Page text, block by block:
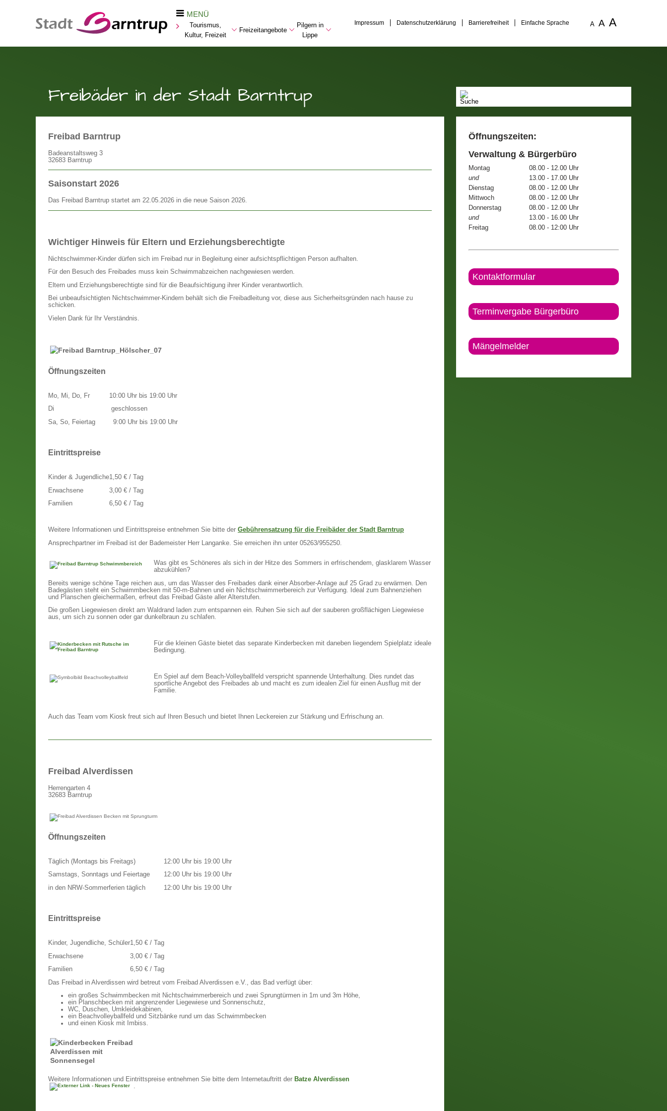
MENÜ
Tourismus,
Kultur, Freizeit
Freizeitangebote
Pilgern in
Lippe
Impressum Datenschutzerklärung Barrierefreiheit Einfache Sprache A A A
Freibäder in der Stadt Barntrup
Freibad Barntrup
Badeanstaltsweg 3
32683 Barntrup
Saisonstart 2026
Das Freibad Barntrup startet am 22.05.2026 in die neue Saison 2026.
Wichtiger Hinweis für Eltern und Erziehungsberechtigte
Nichtschwimmer-Kinder dürfen sich im Freibad nur in Begleitung einer aufsichtspflichtigen Person aufhalten.
Für den Besuch des Freibades muss kein Schwimmabzeichen nachgewiesen werden.
Eltern und Erziehungsberechtigte sind für die Beaufsichtigung ihrer Kinder verantwortlich.
Bei unbeaufsichtigten Nichtschwimmer-Kindern behält sich die Freibadleitung vor, diese aus Sicherheitsgründen nach hause zu
schicken.
Vielen Dank für Ihr Verständnis.
Öffnungszeiten
Mo, Mi, Do, Fr
Di
Sa, So, Feiertag
10:00 Uhr bis 19:00 Uhr
geschlossen
9:00 Uhr bis 19:00 Uhr
Eintrittspreise
Kinder & Jugendliche
Erwachsene
Familien
1,50 € / Tag
3,00 € / Tag
6,50 € / Tag
Weitere Informationen und Eintrittspreise entnehmen Sie bitte der Gebührensatzung für die Freibäder der Stadt Barntrup
Ansprechpartner im Freibad ist der Bademeister Herr Langanke. Sie erreichen ihn unter 05263/955250.
Was gibt es Schöneres als sich in der Hitze des Sommers in erfrischendem, glasklarem Wasser
abzukühlen?
Bereits wenige schöne Tage reichen aus, um das Wasser des Freibades dank einer Absorber-Anlage auf 25 Grad zu erwärmen. Den
Badegästen steht ein Schwimmbecken mit 50-m-Bahnen und ein Nichtschwimmerbereich zur Verfügung. Ideal zum Bahnenziehen
und Planschen gleichermaßen, erfreut das Freibad Gäste aller Alterstufen.
Die großen Liegewiesen direkt am Waldrand laden zum entspannen ein. Ruhen Sie sich auf der sauberen großflächigen Liegewiese
aus, um sich zu sonnen oder gar dunkelbraun zu schlafen.
Für die kleinen Gäste bietet das separate Kinderbecken mit daneben liegendem Spielplatz ideale
Bedingung.
En Spiel auf dem Beach-Volleyballfeld verspricht spannende Unterhaltung. Dies rundet das
sportliche Angebot des Freibades ab und macht es zum idealen Ziel für einen Ausflug mit der
Familie.
Auch das Team vom Kiosk freut sich auf Ihren Besuch und bietet Ihnen Leckereien zur Stärkung und Erfrischung an.
Freibad Alverdissen
Herrengarten 4
32683 Barntrup
Öffnungszeiten
Täglich (Montags bis Freitags)
Samstags, Sonntags und Feiertage
in den NRW-Sommerferien täglich
12:00 Uhr bis 19:00 Uhr
12:00 Uhr bis 19:00 Uhr
12:00 Uhr bis 19:00 Uhr
Eintrittspreise
Kinder, Jugendliche, Schüler
Erwachsene
Familien
1,50 € / Tag
3,00 € / Tag
6,50 € / Tag
Das Freibad in Alverdissen wird betreut vom Freibad Alverdissen e.V., das Bad verfügt über:
ein großes Schwimmbecken mit Nichtschwimmerbereich und zwei Sprungtürmen in 1m und 3m Höhe,
ein Planschbecken mit angrenzender Liegewiese und Sonnenschutz,
WC, Duschen, Umkleidekabinen,
ein Beachvolleyballfeld und Sitzbänke rund um das Schwimmbecken
und einen Kiosk mit Imbiss.
Weitere Informationen und Eintrittspreise entnehmen Sie bitte dem Internetauftritt der Batze Alverdissen
.
Öffnungszeiten:
Verwaltung & Bürgerbüro
Montag
08.00 - 12.00 Uhr
und
13.00 - 17.00 Uhr
Dienstag
08.00 - 12.00 Uhr
Mittwoch
08.00 - 12.00 Uhr
Donnerstag
08.00 - 12.00 Uhr
und
13.00 - 16.00 Uhr
Freitag
08.00 - 12:00 Uhr
Kontaktformular
Terminvergabe Bürgerbüro
Mängelmelder